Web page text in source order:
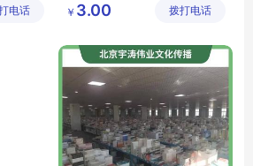
传播中心
电话
传播有限
￥ 3.00 拨打电话